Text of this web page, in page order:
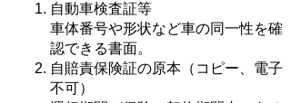
自動車検査証等
車体番号や形状など車の同一性を確
認できる書面。
自賠責保険証の原本（コピー、電子
不可）